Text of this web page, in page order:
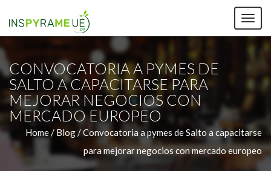
CONVOCATORIA A PYMES DE
SALTO A CAPACITARSE PARA
MEJORAR NEGOCIOS CON
MERCADO EUROPEO
Home / Blog / Convocatoria a pymes de Salto a capacitarse
para mejorar negocios con mercado europeo